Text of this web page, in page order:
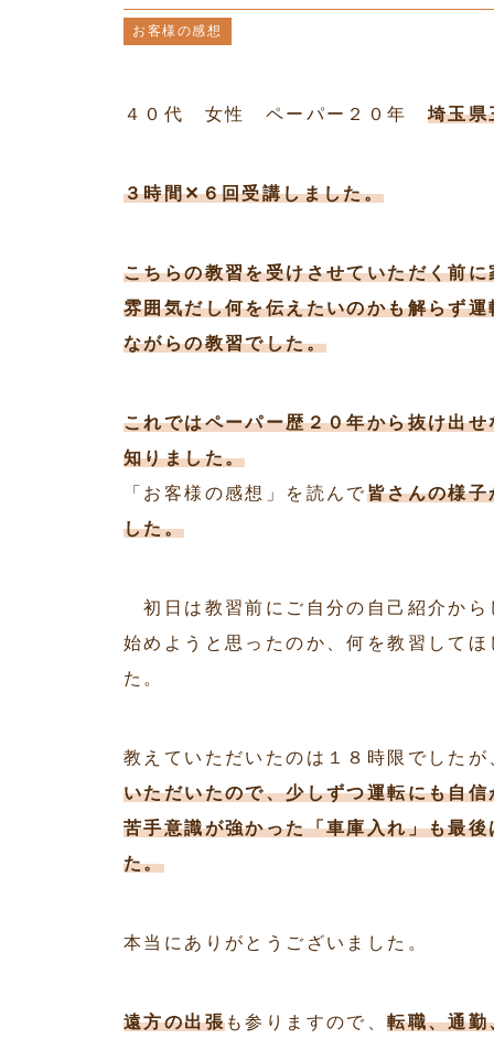
お客様の感想
４０代 女性 ペーパー２０年 埼玉県
３時間✕６回受講しました。
こちらの教習を受けさせていただく前
雰囲気だし何を伝えたいのかも解らず
ながらの教習でした。
これではペーパー歴２０年から抜け出
知りました。
「お客様の感想」を読んで皆さんの様
した。
初日は教習前にご自分の自己紹介から
始めようと思ったのか、何を教習して
た。
教えていただいたのは１８時限でしたが
いただいたので、少しずつ運転にも自
苦手意識が強かった「車庫入れ」も最
た。
本当にありがとうございました。
遠方の出張も参りますので、転職、通勤